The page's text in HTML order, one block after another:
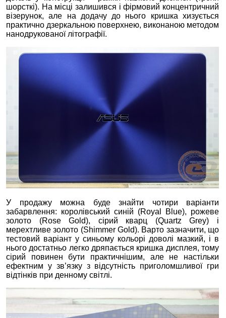
шорсткі). На місці залишився і фірмовий концентричний
візерунок, але на додачу до нього кришка хизується
практично дзеркальною поверхнею, виконаною методом
нанодрукованої літографії.
У продажу можна буде знайти чотири варіанти
забарвлення: королівський синій (Royal Blue), рожеве
золото (Rose Gold), сірий кварц (Quartz Grey) і
мерехтливе золото (Shimmer Gold). Варто зазначити, що
тестовий варіант у синьому кольорі доволі мазкий, і в
нього достатньо легко дряпається кришка дисплея, тому
сірий повинен бути практичнішим, але не настільки
ефектним у зв’язку з відсутність приголомшливої гри
відтінків при денному світлі.